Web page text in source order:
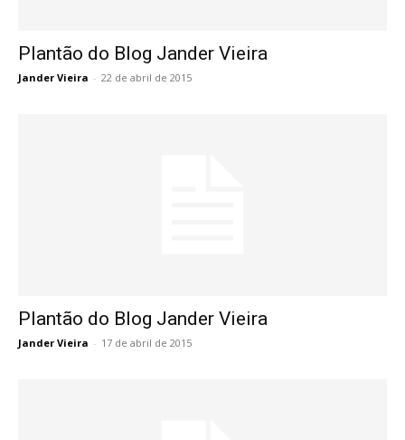
Plantão do Blog Jander Vieira
Jander Vieira - 22 de abril de 2015
Plantão do Blog Jander Vieira
Jander Vieira - 17 de abril de 2015